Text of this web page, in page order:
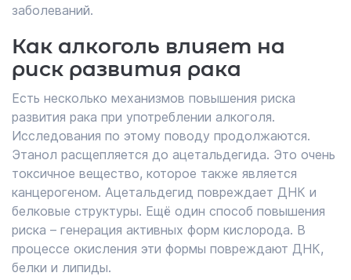
заболеваний.
Как алкоголь влияет на
риск развития рака
Есть несколько механизмов повышения риска
развития рака при употреблении алкоголя.
Исследования по этому поводу продолжаются.
Этанол расщепляется до ацетальдегида. Это очень
токсичное вещество, которое также является
канцерогеном. Ацетальдегид повреждает ДНК и
белковые структуры. Ещё один способ повышения
риска – генерация активных форм кислорода. В
процессе окисления эти формы повреждают ДНК,
белки и липиды.